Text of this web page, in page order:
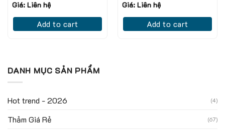
Giá: Liên hệ
Add to cart
Giá: Liên hệ
Add to cart
DANH MỤC SẢN PHẨM
Hot trend - 2026 (4)
Thảm Giá Rẻ (67)